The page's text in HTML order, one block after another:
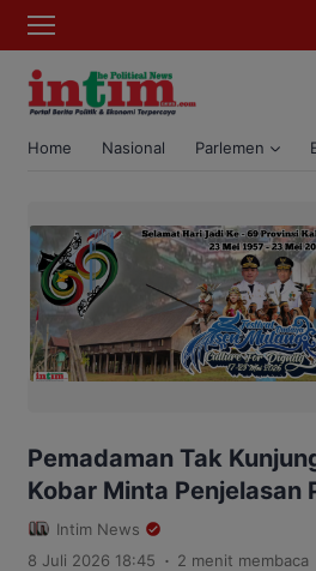
Home Nasional Parlemen
Pemadaman Tak
Kobar Minta Penjelasan
Intim News
8 Juli 2026 18:45 . 2 menit membaca